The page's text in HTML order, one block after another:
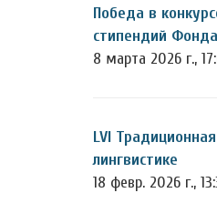
Победа в
стипендий
8 марта 2026 г.,
LVI
лингвистике
18 февр. 2026 г.,